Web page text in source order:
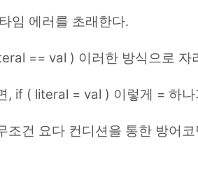
임 에러를 초래한다.
== val ) 이러한 방식으로 자
, if ( literal = val ) 이렇게 = 하
조건 요다 컨디션을 통한 방어